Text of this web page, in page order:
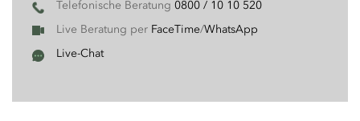
Telefonische Beratung 0800 / 10 10 520
Live Beratung per FaceTime/WhatsApp
Live-Chat